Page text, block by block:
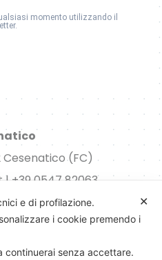
momento utilizzando il
(FC)
+39 0547 82063
✕
e di profilazione.
i cookie premendo i
continuerai senza accettare.